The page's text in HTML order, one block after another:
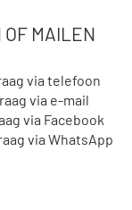
MAILEN
via telefoon
via e-mail
via Facebook
via WhatsApp